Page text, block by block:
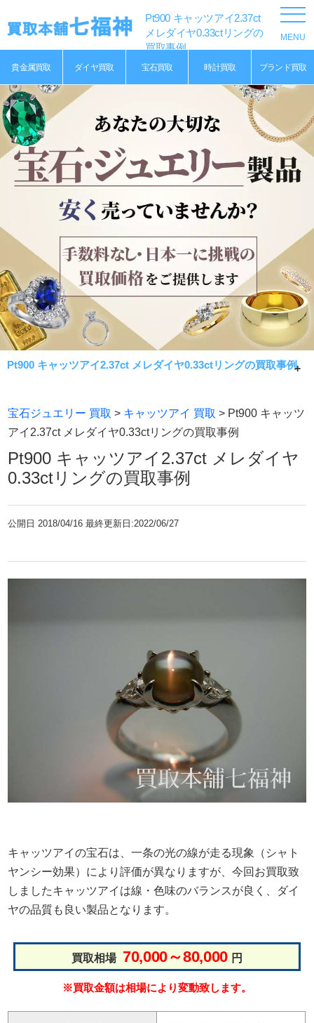
Pt900 キャッツアイ2.37ct
メレダイヤ0.33ctリングの
買取事例
貴金属買取 ダイヤ買取 宝石買取 時計買取 ブランド買取
Pt900 キャッツアイ2.37ct メレダイヤ0.33ctリングの買取事例
Pt900 キャッツアイ2.37ct メレダイヤ0.33ctリングの買取事
例です。
であれば何でもお買取致します。
宝石ジュエリー 買取 > キャッツアイ 買取 > Pt900 キャッツ
アイ2.37ct メレダイヤ0.33ctリングの買取事例
Pt900 キャッツアイ2.37ct メレダイヤ
0.33ctリングの買取事例
公開日2018/04/16 最終更新日:2022/06/27
キャッツアイの宝石は、一条の光の線が走る現象（シャト
ヤンシー効果）により評価が異なりますが、今回お買取致
しましたキャッツアイは線・色味のバランスが良く、ダイ
ヤの品質も良い製品となります。
買取相場 70,000～80,000 円
※買取金額は相場により変動致します。